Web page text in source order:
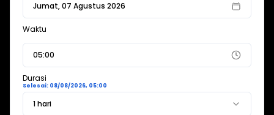
Jumat, 07 Agustus 2026
Waktu
05:00
Durasi
Selesai: 08/08/2026, 05:00
1 hari